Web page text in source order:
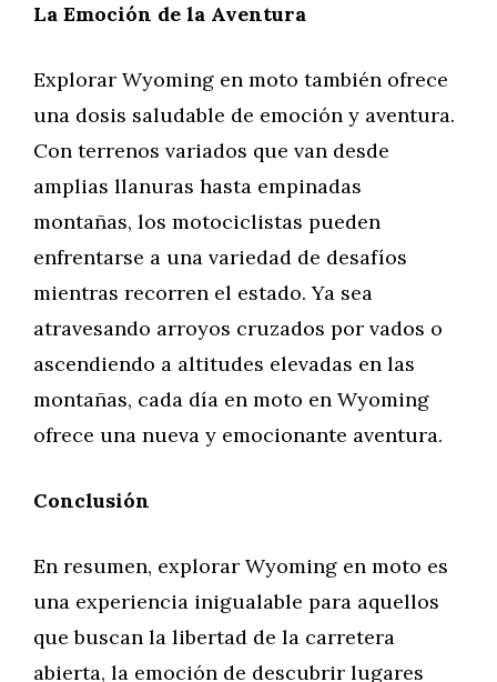
La Emoción de la Aventura
Explorar Wyoming en moto también ofrece
una dosis saludable de emoción y aventura.
Con terrenos variados que van desde
amplias llanuras hasta empinadas
montañas, los motociclistas pueden
enfrentarse a una variedad de desafíos
mientras recorren el estado. Ya sea
atravesando arroyos cruzados por vados o
ascendiendo a altitudes elevadas en las
montañas, cada día en moto en Wyoming
ofrece una nueva y emocionante aventura.
Conclusión
En resumen, explorar Wyoming en moto es
una experiencia inigualable para aquellos
que buscan la libertad de la carretera
abierta, la emoción de descubrir lugares